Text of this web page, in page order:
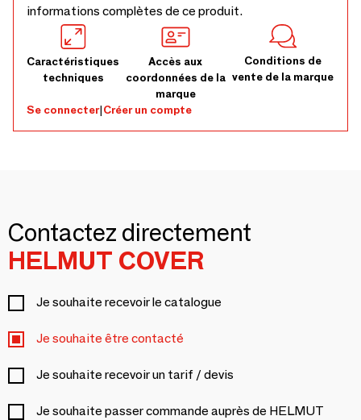
informations complètes de ce produit.
Caractéristiques
techniques
Accès aux
coordonnées de la
marque
Conditions de
vente de la marque
Se connecter|Créer un compte
Contactez directement
HELMUT COVER
Je souhaite recevoir le catalogue
Je souhaite être contacté
Je souhaite recevoir un tarif / devis
Je souhaite passer commande auprès de HELMUT